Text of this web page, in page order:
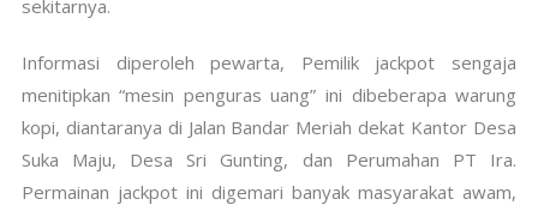
sekitarnya.
Informasi diperoleh pewarta, Pemilik jackpot sengaja
menitipkan “mesin penguras uang” ini dibeberapa warung
kopi, diantaranya di Jalan Bandar Meriah dekat Kantor Desa
Suka Maju, Desa Sri Gunting, dan Perumahan PT Ira.
Permainan jackpot ini digemari banyak masyarakat awam,